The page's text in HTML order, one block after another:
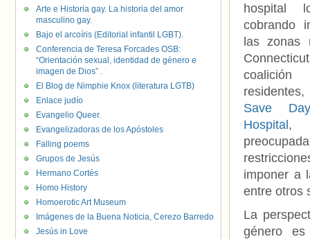
hospital
cobrando
las zonas
Save
Hospital ,
imponer a
entre otros
La
género
Arte e Historia gay. La historia del amor
masculino gay.
Bajo el arcoíris (Editorial infantil LGBT).
Conferencia de Teresa Forcades OSB:
“Orientación sexual, identidad de género e
imagen de Dios” .
El Blog de Nimphie Knox (literatura LGTB)
Enlace judío
Evangelio Queer.
Evangelizadoras de los Apóstoles
Falling poems
Grupos de Jesús
Hermano Cortés
Homo History
Homoerotic Art Museum
Imágenes de la Buena Noticia, Cerezo Barredo
Jesús in Love